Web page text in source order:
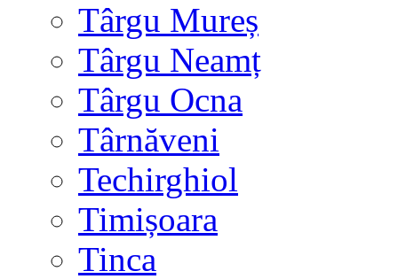
Târgu Mureș
Târgu Neamț
Târgu Ocna
Târnăveni
Techirghiol
Timișoara
Tinca